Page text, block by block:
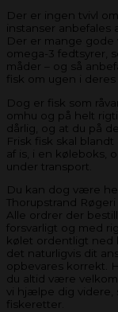
Der er ingen tvivl
instanser anbefales
Der er mange gode
omega-3 fedtsyrer,
måder – og så
fisk om ugen i deres
Dog er fisk som
omhu og på helt
dårlig, og at du på
Frisk fisk skal
af is, i en køleboks,
under transport.
Du kan dog være
Thorupstrand
Alle ordrer der
forsvarligt og med
kølet ordentligt ned
det naturligvis dit
opbevares korrekt.
du altid være
vi hjælpe dig videre,
fiskeretter.